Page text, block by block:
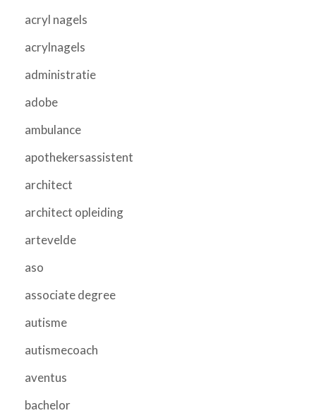
acryl nagels
acrylnagels
administratie
adobe
ambulance
apothekersassistent
architect
architect opleiding
artevelde
aso
associate degree
autisme
autismecoach
aventus
bachelor